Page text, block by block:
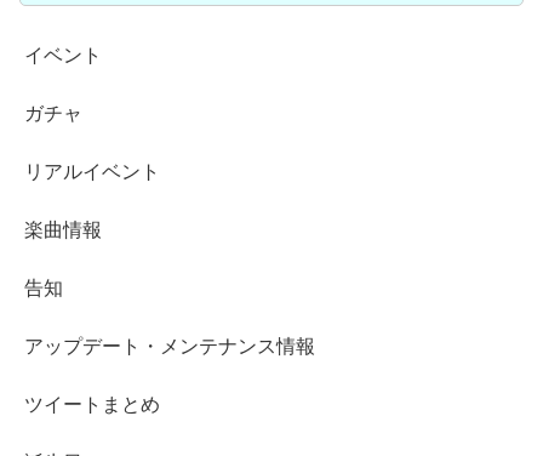
イベント
ガチャ
リアルイベント
楽曲情報
告知
アップデート・メンテナンス情報
ツイートまとめ